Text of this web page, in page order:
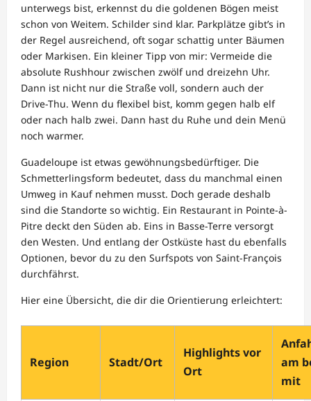
unterwegs bist, erkennst du die goldenen Bögen meist
schon von Weitem. Schilder sind klar. Parkplätze gibt’s in
der Regel ausreichend, oft sogar schattig unter Bäumen
oder Markisen. Ein kleiner Tipp von mir: Vermeide die
absolute Rushhour zwischen zwölf und dreizehn Uhr.
Dann ist nicht nur die Straße voll, sondern auch der
Drive-Thu. Wenn du flexibel bist, komm gegen halb elf
oder nach halb zwei. Dann hast du Ruhe und dein Menü
noch warmer.
Guadeloupe ist etwas gewöhnungsbedürftiger. Die
Schmetterlingsform bedeutet, dass du manchmal einen
Umweg in Kauf nehmen musst. Doch gerade deshalb
sind die Standorte so wichtig. Ein Restaurant in Pointe-à-
Pitre deckt den Süden ab. Eins in Basse-Terre versorgt
den Westen. Und entlang der Ostküste hast du ebenfalls
Optionen, bevor du zu den Surfspots von Saint-François
durchfährst.
Hier eine Übersicht, die dir die Orientierung erleichtert:
Region Stadt/Ort
Highlights vor
Ort
am
mit